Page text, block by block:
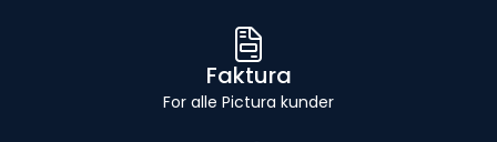
Faktura
For alle Pictura kunder